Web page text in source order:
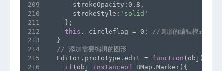
209
210
211
212
213
214
215
216
      strokeOpacity:0.8,
      strokeStyle:
'solid'
    };
this ._circleflag = 0;
//圆形的编辑模式 默
  }
// 添加需要编辑的图形
  Editor.prototype.edit =
function (obj){
if (obj instanceof BMap.Marker){